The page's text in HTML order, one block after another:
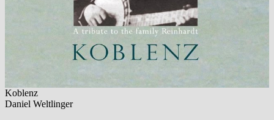
Koblenz
Daniel Weltlinger